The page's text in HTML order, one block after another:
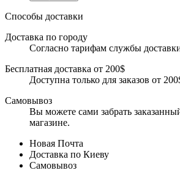
Способы доставки
Доставка по городу
Согласно тарифам службы
Бесплатная доставка от 200$
Доступна только для заказов от
Самовывоз
Вы можете сами забрать
магазине.
Новая Почта
Доставка по Киеву
Самовывоз